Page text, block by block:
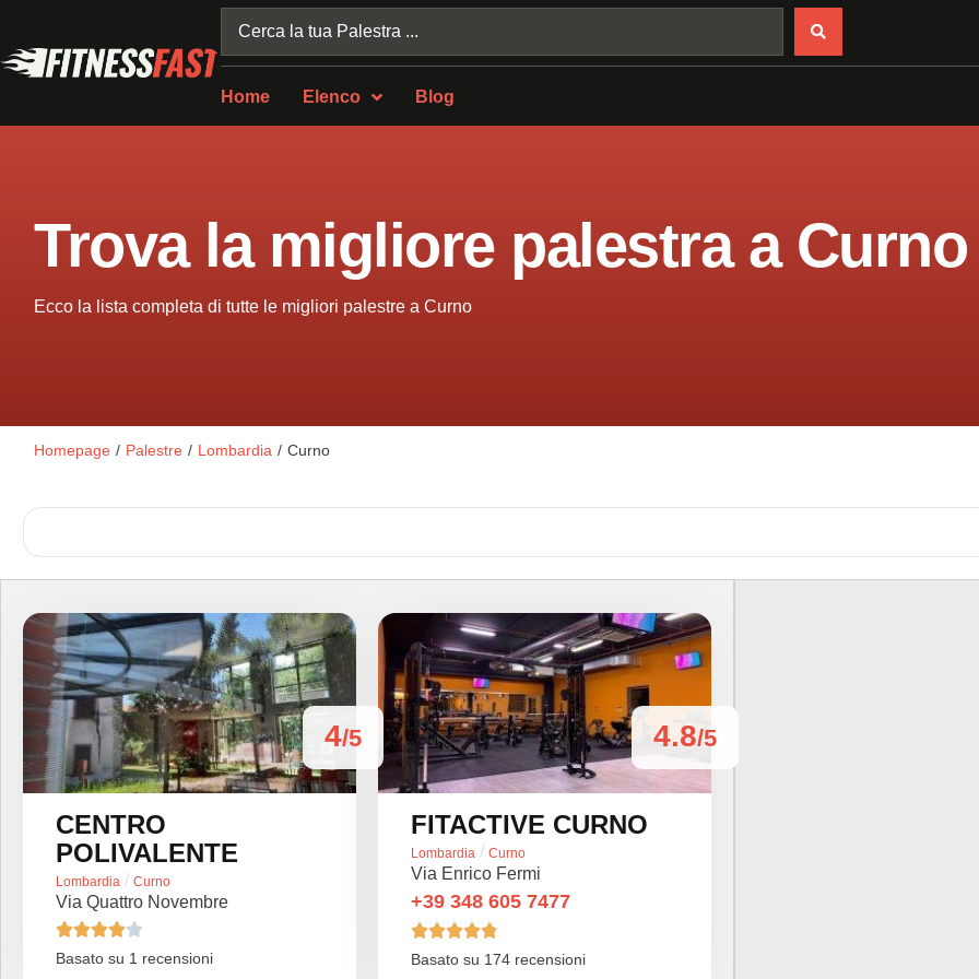
Home Elenco Blog
Trova la migliore palestra a Curno
Ecco la lista completa di tutte le migliori palestre a Curno
Homepage / Palestre / Lombardia / Curno
4/5
CENTRO
POLIVALENTE
Lombardia / Curno
Via Quattro Novembre

Basato su 1 recensioni
4.8/5
FITACTIVE CURNO
Lombardia / Curno
Via Enrico Fermi
+39 348 605 7477

Basato su 174 recensioni